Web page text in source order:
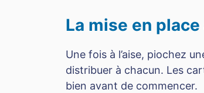
La mise en
Une fois à l’aise, piochez
distribuer à chacun. Les
bien avant de commencer.